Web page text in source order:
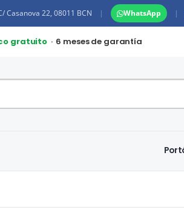
Casanova 22, 08011 BCN | WhatsApp |
gratuito · 6 meses de garantía